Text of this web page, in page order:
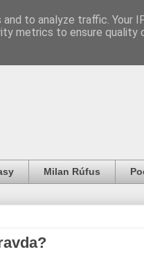
Milan Rúfus
to analyze traffic. Your
metrics to ensure quality